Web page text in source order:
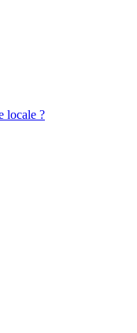
locale ?